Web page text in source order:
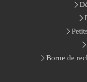
Borne de